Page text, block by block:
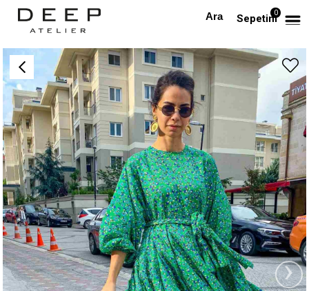
Sepetim0
Anasayfa TÜM ELBİSELER Yeşil Kemerli Pileli Tasarım Elbise
›